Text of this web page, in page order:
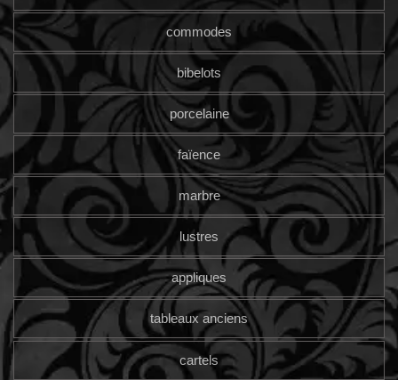
commodes
bibelots
porcelaine
faïence
marbre
lustres
appliques
tableaux anciens
cartels